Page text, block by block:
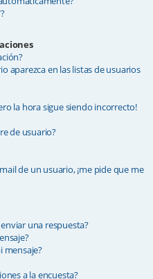
aparezca en las listas de usuarios
la hora sigue siendo incorrecto!
de usuario?
de un usuario, ¡me pide que me
una respuesta?
mensaje?
a la encuesta?